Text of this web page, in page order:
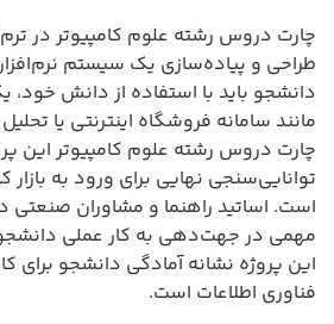
چارت دروس رشته علوم کامپیوتر در
طراحی و پیاده‌سازی یک سیستم
دانشجو باید با استفاده از دانش خود،
مانند سامانه فروشگاه اینترنتی یا
چارت دروس رشته علوم کامپیوتر این
توانایی‌سنجی نهایی برای ورود به بازار
است. اساتید راهنما و مشاوران صنعتی
مهمی در جهت‌دهی به کار عملی
این پروژه نشانه آمادگی دانشجو برای
فناوری اطلاعات است.